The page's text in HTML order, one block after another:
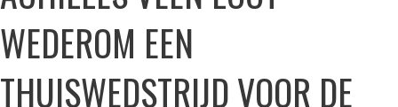
WEDEROM EEN
THUISWEDSTRIJD VOOR DE